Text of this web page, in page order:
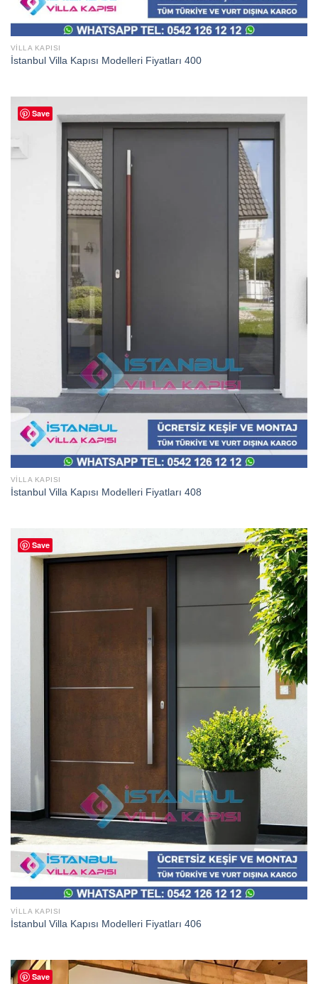
VILLA KAPISI
İstanbul Villa Kapısı Modelleri Fiyatları 400
Save
VILLA KAPISI
İstanbul Villa Kapısı Modelleri Fiyatları 408
Save
VILLA KAPISI
İstanbul Villa Kapısı Modelleri Fiyatları 406
Save